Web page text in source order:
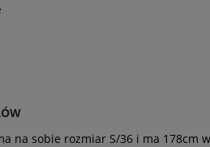
na sobie rozmiar S/36 i ma 178cm